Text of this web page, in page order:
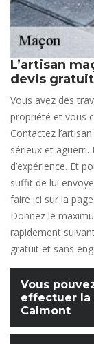
L’artisan
devis gratuit
Vous avez des
propriété et vous
Contactez
sérieux et aguerri.
d’expérience. Et
suffit de lui
faire ici sur la
Donnez le
rapidement
gratuit et sans
Vous
effectuer la
Calmont